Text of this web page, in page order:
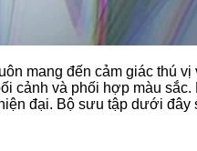
mang đến cảm giác thú vị
cảnh và phối hợp màu sắc.
đại. Bộ sưu tập dưới đây